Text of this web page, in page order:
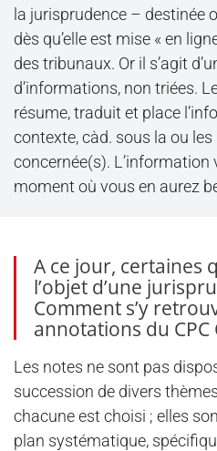
la jurisprudence – destinée
dès qu’elle est mise « en
des tribunaux. Or il s’agit
d’informations, non triées.
résume, traduit et place
contexte, càd. sous la ou
concernée(s).
moment où vous en aurez
A ce jour, certaines
l’objet d’une
Comment s’y
annotations du CPC
Les notes ne sont pas
succession de divers
chacune est choisi ; elles
plan systématique,